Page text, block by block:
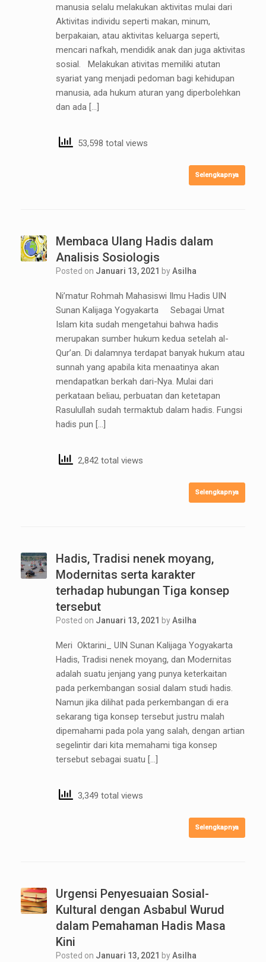
manusia selalu melakukan aktivitas mulai dari
Aktivitas individu seperti makan, minum,
berpakaian, atau aktivitas keluarga seperti,
mencari nafkah, mendidik anak dan juga aktivitas
sosial. Melakukan ativitas memiliki atutan
syariat yang menjadi pedoman bagi kehidupan
manusia, ada hukum aturan yang diperbolehkan
dan ada […]
53,598 total views
Selengkapnya
Membaca Ulang Hadis dalam
Analisis Sosiologis
Posted on Januari 13, 2021 byAsilha
Ni’matur Rohmah Mahasiswi Ilmu Hadis UIN
Sunan Kalijaga Yogyakarta Sebagai Umat
Islam kita sudah mengetahui bahwa hadis
merupakan sumber hukum kedua setelah al-
Qur’an. Di dalamnya terdapat banyak hukum atau
sunnah yang apabila kita menaatinya akan
mendapatkan berkah dari-Nya. Mulai dari
perkataan beliau, perbuatan dan ketetapan
Rasulullah sudah termaktub dalam hadis. Fungsi
hadis pun […]
2,842 total views
Selengkapnya
Hadis, Tradisi nenek moyang,
Modernitas serta karakter
terhadap hubungan Tiga konsep
tersebut
Posted on Januari 13, 2021 byAsilha
Meri Oktarini_ UIN Sunan Kalijaga Yogyakarta
Hadis, Tradisi nenek moyang, dan Modernitas
adalah suatu jenjang yang punya keterkaitan
pada perkembangan sosial dalam studi hadis.
Namun jika dilihat pada perkembangan di era
sekarang tiga konsep tersebut justru malah
dipemahami pada pola yang salah, dengan artian
segelintir dari kita memahami tiga konsep
tersebut sebagai suatu […]
3,349 total views
Selengkapnya
Urgensi Penyesuaian Sosial-
Kultural dengan Asbabul Wurud
dalam Pemahaman Hadis Masa
Kini
Posted on Januari 13, 2021 byAsilha